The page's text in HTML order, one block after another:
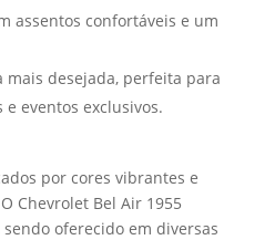
assentos confortáveis e um
mais desejada, perfeita para
eventos exclusivos.
por cores vibrantes e
Chevrolet Bel Air 1955
oferecido em diversas